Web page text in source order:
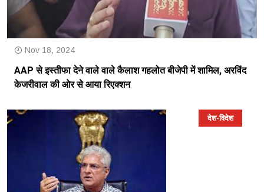
Nov 18, 2024
AAP से इस्तीफा देने वाले वाले कैलाश गहलोत बीजेपी में शामिल, अरविंद
केजरीवाल की ओर से आया रिएक्शन
देश-विदेश